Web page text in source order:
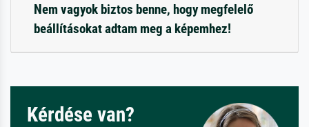
Nem vagyok biztos benne, hogy megfelelő
beállításokat adtam meg a képemhez!
Kérdése van?